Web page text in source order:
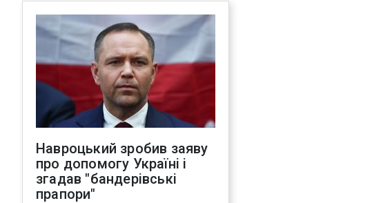
Навроцький зробив заяву
про допомогу Україні і
згадав "бандерівські
прапори"